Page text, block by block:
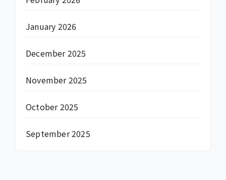
January 2026
December 2025
November 2025
October 2025
September 2025